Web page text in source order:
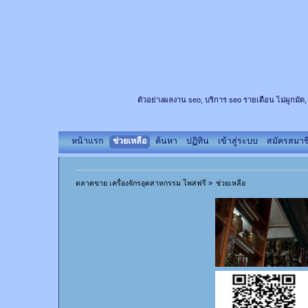
ตัวอย่างผลงาน seo, บริการ seo รายเดือน ไม่ผูกมั
หน้าแรก ช่วยเหลือ ค้นหา ปฏิทิน เข้าสู่ระบบ สมัครสมา
ตลาดขาย เครื่องจักรอุตสาหกรรม โพสฟรี » ช่วยเหลือ